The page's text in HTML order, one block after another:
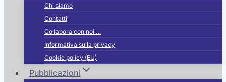
Chi siamo
Contatti
Collabora con noi …
Informativa sulla privacy
Cookie policy (EU)
Pubblicazioni